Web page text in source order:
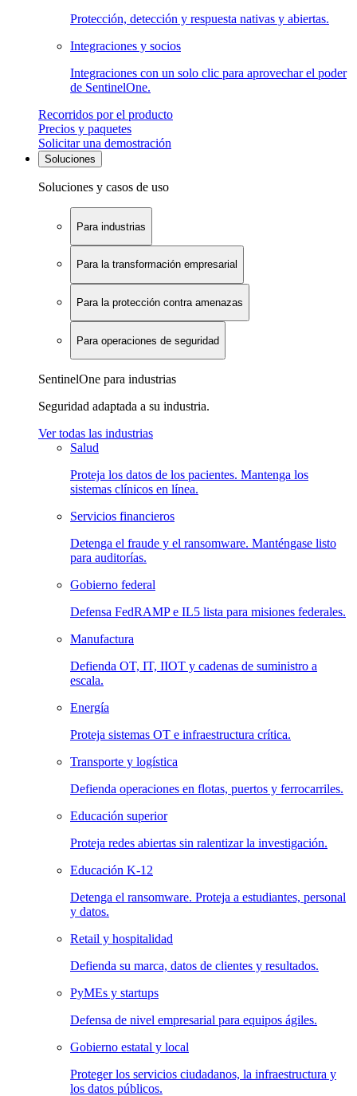
Protección, detección y respuesta nativas y abiertas.
Integraciones y socios
Integraciones con un solo clic para aprovechar el poder
de SentinelOne.
Recorridos por el producto
Precios y paquetes
Solicitar una demostración
Soluciones
Soluciones y casos de uso
Para industrias
Para la transformación empresarial
Para la protección contra amenazas
Para operaciones de seguridad
SentinelOne para industrias
Seguridad adaptada a su industria.
Ver todas las industrias
Salud
Proteja los datos de los pacientes. Mantenga los
sistemas clínicos en línea.
Servicios financieros
Detenga el fraude y el ransomware. Manténgase listo
para auditorías.
Gobierno federal
Defensa FedRAMP e IL5 lista para misiones federales.
Manufactura
Defienda OT, IT, IIOT y cadenas de suministro a
escala.
Energía
Proteja sistemas OT e infraestructura crítica.
Transporte y logística
Defienda operaciones en flotas, puertos y ferrocarriles.
Educación superior
Proteja redes abiertas sin ralentizar la investigación.
Educación K-12
Detenga el ransomware. Proteja a estudiantes, personal
y datos.
Retail y hospitalidad
Defienda su marca, datos de clientes y resultados.
PyMEs y startups
Defensa de nivel empresarial para equipos ágiles.
Gobierno estatal y local
Proteger los servicios ciudadanos, la infraestructura y
los datos públicos.